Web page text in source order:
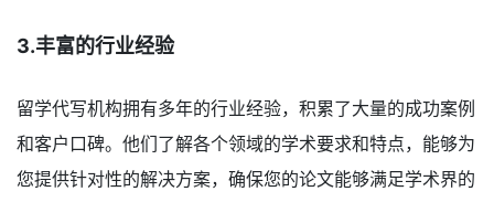
3.丰富的行业经验
留学代写机构拥有多年的行业经验，积累了大量的成功案例
和客户口碑。他们了解各个领域的学术要求和特点，能够为
您提供针对性的解决方案，确保您的论文能够满足学术界的